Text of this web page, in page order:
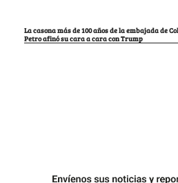
La casona más de 100 años de la embajada de
Petro afinó su cara a cara con Trump